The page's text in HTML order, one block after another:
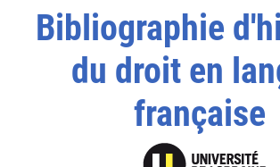
Bibliographie
du droit en
française